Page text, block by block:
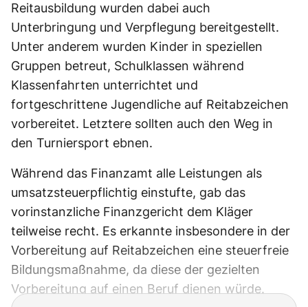
Reitausbildung wurden dabei auch
Unterbringung und Verpflegung bereitgestellt.
Unter anderem wurden Kinder in speziellen
Gruppen betreut, Schulklassen während
Klassenfahrten unterrichtet und
fortgeschrittene Jugendliche auf Reitabzeichen
vorbereitet. Letztere sollten auch den Weg in
den Turniersport ebnen.
Während das Finanzamt alle Leistungen als
umsatzsteuerpflichtig einstufte, gab das
vorinstanzliche Finanzgericht dem Kläger
teilweise recht. Es erkannte insbesondere in der
Vorbereitung auf Reitabzeichen eine steuerfreie
Bildungsmaßnahme, da diese der gezielten
Vorbereitung auf einen Beruf dienen würde.